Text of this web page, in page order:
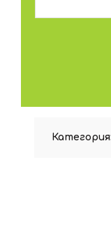
Категория: